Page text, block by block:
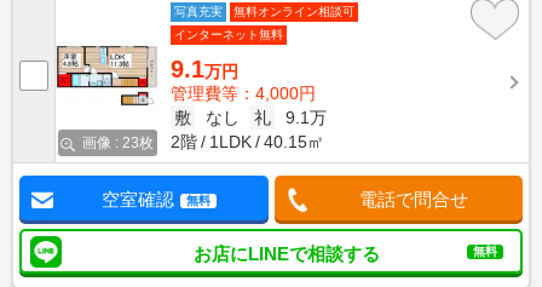
画像 : 23枚
写真充実
無料オンライン相談可
インターネット無料
9.1万円
管理費等：4,000円
敷
なし 礼
9.1万
2階
1LDK 40.15㎡
空室確認 無料 電話で問合せ
お店にLINEで相談する 無料